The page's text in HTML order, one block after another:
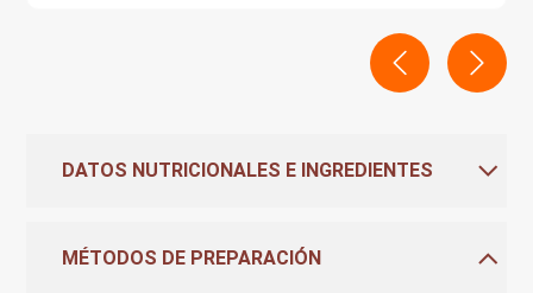
DATOS NUTRICIONALES E INGREDIENTES
MÉTODOS DE PREPARACIÓN